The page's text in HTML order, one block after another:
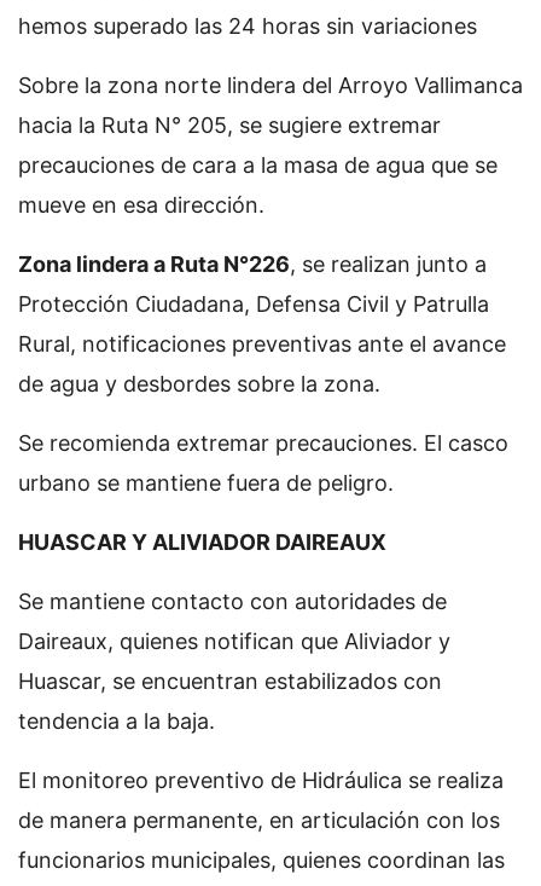
hemos superado las 24 horas sin variaciones
Sobre la zona norte lindera del Arroyo Vallimanca
hacia la Ruta N° 205, se sugiere extremar
precauciones de cara a la masa de agua que se
mueve en esa dirección.
Zona lindera a Ruta N°226, se realizan junto a
Protección Ciudadana, Defensa Civil y Patrulla
Rural, notificaciones preventivas ante el avance
de agua y desbordes sobre la zona.
Se recomienda extremar precauciones. El casco
urbano se mantiene fuera de peligro.
HUASCAR Y ALIVIADOR DAIREAUX
Se mantiene contacto con autoridades de
Daireaux, quienes notifican que Aliviador y
Huascar, se encuentran estabilizados con
tendencia a la baja.
El monitoreo preventivo de Hidráulica se realiza
de manera permanente, en articulación con los
funcionarios municipales, quienes coordinan las